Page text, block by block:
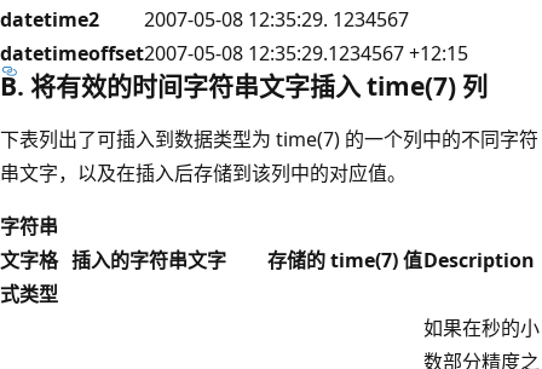
datetime2
2007-05-08 12:35:29. 1234567
datetimeoffset2007-05-08 12:35:29.1234567 +12:15
B. 将有效的时间字符串文字插入 time(7) 列
下表列出了可插入到数据类型为 time(7) 的一个列中的不同字符
串文字，以及在插入后存储到该列中的对应值。
字符串
文字格
式类型
插入的字符串文字 存储的 time(7) 值Description
如果在秒的小
数部分精度之